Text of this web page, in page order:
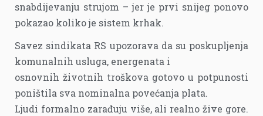
snabdijevanju strujom – jer je prvi snijeg ponovo
pokazao koliko je sistem krhak.
Savez sindikata RS upozorava da su poskupljenja
komunalnih usluga, energenata i
osnovnih životnih troškova gotovo u potpunosti
poništila sva nominalna povećanja plata.
Ljudi formalno zarađuju više, ali realno žive gore.